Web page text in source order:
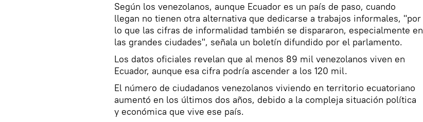
Según los venezolanos, aunque Ecuador es un país de paso, cuando
llegan no tienen otra alternativa que dedicarse a trabajos informales, "por
lo que las cifras de informalidad también se dispararon, especialmente en
las grandes ciudades", señala un boletín difundido por el parlamento.
Los datos oficiales revelan que al menos 89 mil venezolanos viven en
Ecuador, aunque esa cifra podría ascender a los 120 mil.
El número de ciudadanos venezolanos viviendo en territorio ecuatoriano
aumentó en los últimos dos años, debido a la compleja situación política
y económica que vive ese país.